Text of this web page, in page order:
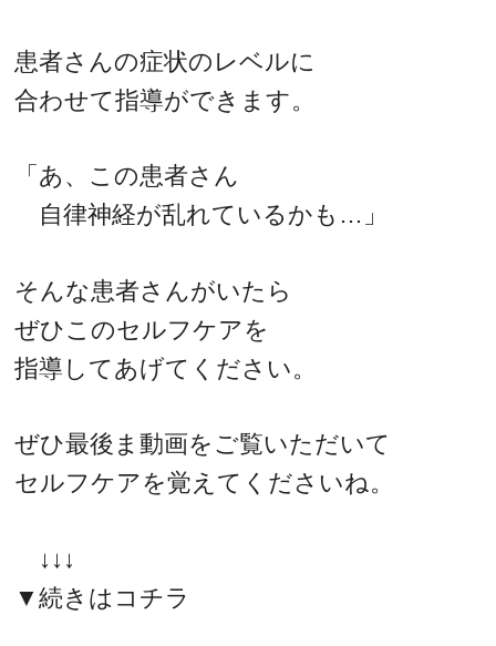
患者さんの症状のレベルに
合わせて指導ができます。
「あ、この患者さん
自律神経が乱れているかも…」
そんな患者さんがいたら
ぜひこのセルフケアを
指導してあげてください。
ぜひ最後ま動画をご覧いただいて
セルフケアを覚えてくださいね。
↓↓↓
▼続きはコチラ